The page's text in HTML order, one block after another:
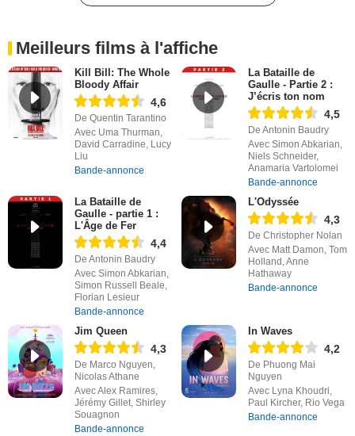
Meilleurs films à l'affiche
Kill Bill: The Whole
Bloody Affair
4,6
De Quentin Tarantino
Avec Uma Thurman,
David Carradine, Lucy
Liu
Bande-annonce
La Bataille de
Gaulle - Partie 2 :
J’écris ton nom
4,5
De Antonin Baudry
Avec Simon Abkarian,
Niels Schneider,
Anamaria Vartolomei
Bande-annonce
La Bataille de
Gaulle - partie 1 :
L'Âge de Fer
4,4
De Antonin Baudry
Avec Simon Abkarian,
Simon Russell Beale,
Florian Lesieur
Bande-annonce
L'Odyssée
4,3
De Christopher Nolan
Avec Matt Damon, Tom
Holland, Anne
Hathaway
Bande-annonce
Jim Queen
4,3
De Marco Nguyen,
Nicolas Athane
Avec Alex Ramires,
Jérémy Gillet, Shirley
Souagnon
Bande-annonce
In Waves
4,2
De Phuong Mai
Nguyen
Avec Lyna Khoudri,
Paul Kircher, Rio Vega
Bande-annonce